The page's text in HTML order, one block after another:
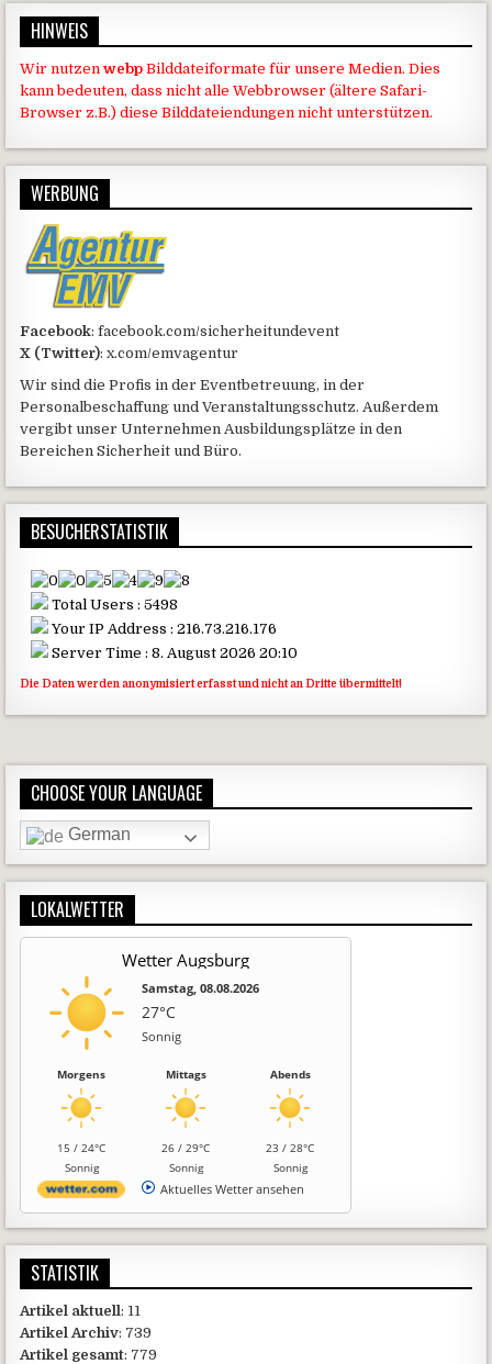
HINWEIS
Wir nutzen webp Bilddateiformate für unsere Medien. Dies
kann bedeuten, dass nicht alle Webbrowser (ältere Safari-
Browser z.B.) diese Bilddateiendungen nicht unterstützen.
WERBUNG
Facebook: facebook.com/sicherheitundevent
X (Twitter): x.com/emvagentur
Wir sind die Profis in der Eventbetreuung, in der
Personalbeschaffung und Veranstaltungsschutz. Außerdem
vergibt unser Unternehmen Ausbildungsplätze in den
Bereichen Sicherheit und Büro.
BESUCHERSTATISTIK
Total Users : 5498
Your IP Address : 216.73.216.176
Server Time : 8. August 2026 20:10
Die Daten werden anonymisiert erfasst und nicht an Dritte übermittelt!
CHOOSE YOUR LANGUAGE
German
LOKALWETTER
Wetter Augsburg
Samstag, 08.08.2026
27°C
Sonnig
Morgens
15 / 24°C
Sonnig
Mittags
26 / 29°C
Sonnig
Abends
23 / 28°C
Sonnig
Aktuelles Wetter ansehen
STATISTIK
Artikel aktuell: 11
Artikel Archiv: 739
Artikel gesamt: 779